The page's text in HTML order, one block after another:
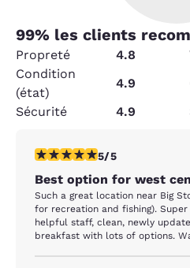
99% les clients
Propreté 4.8
Condition
(état)
4.9
Sécurité
4.9
5 étoiles. Exceptionnel. 1
5/5
Best option for west
Such a great location near Big
for recreation and fishing).
helpful staff, clean, newly
breakfast with lots of options.